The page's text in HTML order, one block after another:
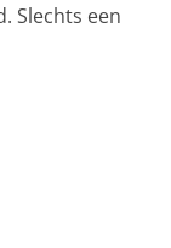
Slechts een